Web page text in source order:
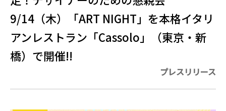
9/14（木）「ART NIGHT」を本格イタリ
アンレストラン「Cassolo」（東京・新
橋）で開催!!
プレスリリース